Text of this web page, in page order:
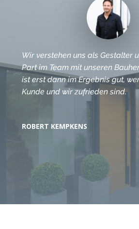
Wir verstehen uns als Gestalter
Part im Team mit unseren
ist erst dann im Ergebnis gut,
Kunde und wir zufrieden sind.
ROBERT KEMPKENS